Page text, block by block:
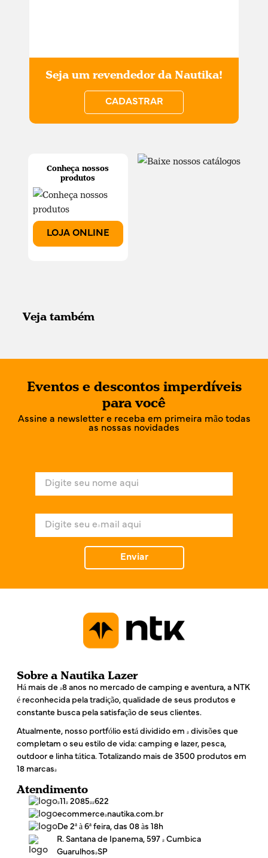
Conheça nossos
produtos
LOJA ONLINE
Seja um revendedor da Nautika!
CADASTRAR
Veja também
Eventos e descontos imperdíveis
para você
Assine a newsletter e receba em primeira mão todas
as nossas novidades
e
*
Enviar
Sobre a Nautika Lazer
Há mais de 48 anos no mercado de camping e aventura, a NTK
é reconhecida pela tradição, qualidade de seus produtos e
constante busca pela satisfação de seus clientes.
Atualmente, nosso portfólio está dividido em 4 divisões que
completam o seu estilo de vida: camping e lazer, pesca,
outdoor e linha tática. Totalizando mais de 3500 produtos em
18 marcas!
Atendimento
(11) 2085-4622
ecommerce@nautika.com.br
De 2ª à 6ª feira, das 08 às 18h
R. Santana de Ipanema, 597 - Cumbica
Guarulhos/SP